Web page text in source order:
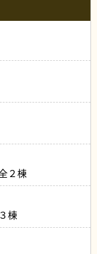
２棟
棟